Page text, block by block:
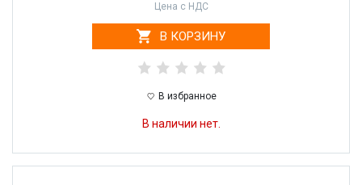
Цена с НДС
В КОРЗИНУ
В избранное
В наличии нет.